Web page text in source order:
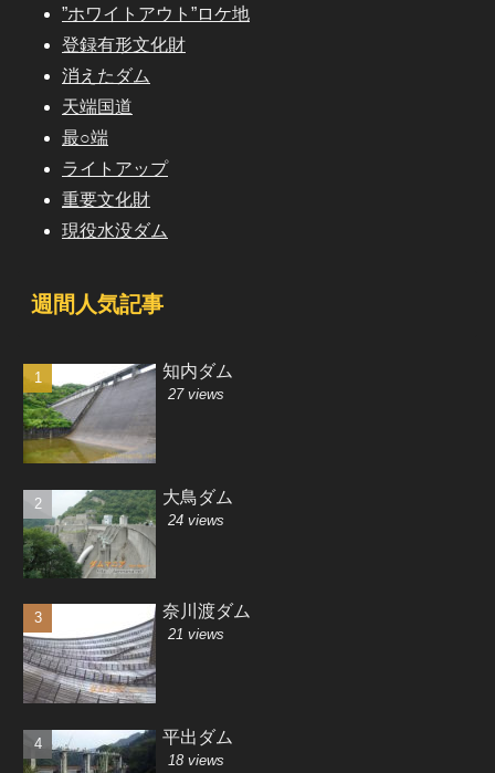
”ホワイトアウト”ロケ地
登録有形文化財
消えたダム
天端国道
最○端
ライトアップ
重要文化財
現役水没ダム
週間人気記事
知内ダム
27 views
大鳥ダム
24 views
奈川渡ダム
21 views
平出ダム
18 views